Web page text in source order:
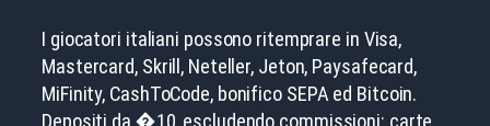
I giocatori italiani possono ritemprare in Visa,
Mastercard, Skrill, Neteller, Jeton, Paysafecard,
MiFinity, CashToCode, bonifico SEPA ed Bitcoin.
Depositi da �10, escludendo commissioni: carte